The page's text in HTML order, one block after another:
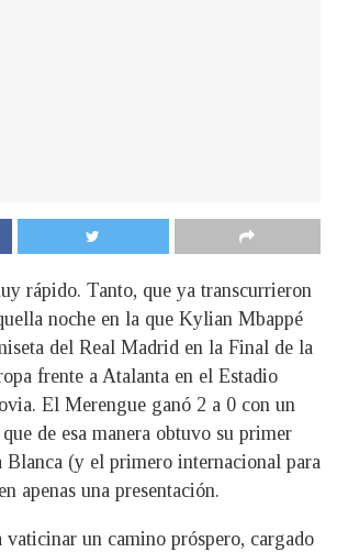
rápido. Tanto, que ya transcurrieron
noche en la que Kylian Mbappé
del Real Madrid en la Final de la
frente a Atalanta en el Estadio
El Merengue ganó 2 a 0 con un
de esa manera obtuvo su primer
Blanca (y el primero internacional para
apenas una presentación.
un camino próspero, cargado